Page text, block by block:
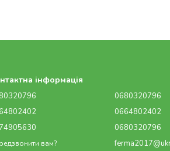
інформація
вам?
0680320796
0664802402
0680320796